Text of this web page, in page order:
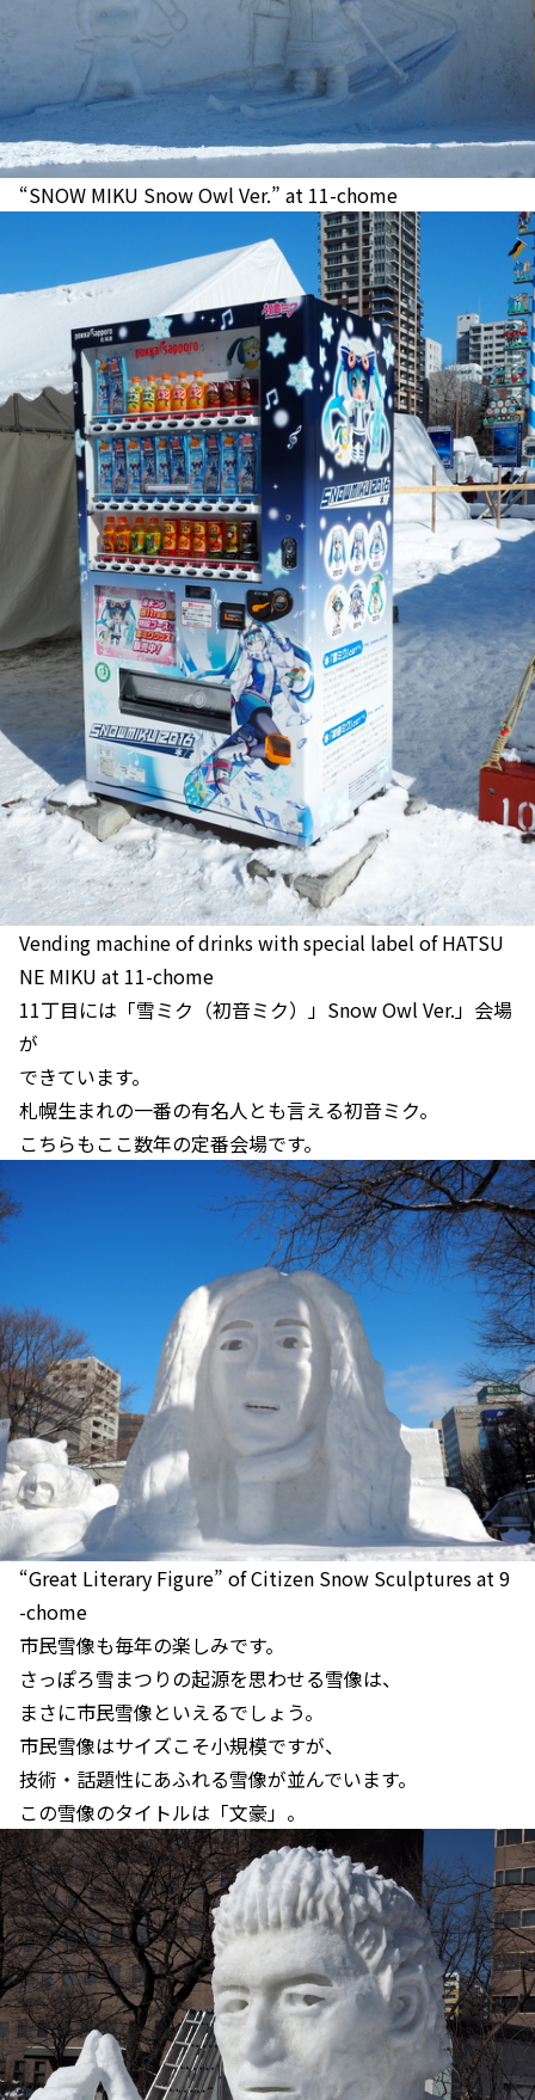
“SNOW MIKU Snow Owl Ver.” at 11-chome
Vending machine of drinks with special label of HATSU
NE MIKU at 11-chome
11丁目には「雪ミク（初音ミク）」Snow Owl Ver.」会場
が
できています。
札幌生まれの一番の有名人とも言える初音ミク。
こちらもここ数年の定番会場です。
“Great Literary Figure” of Citizen Snow Sculptures at 9
-chome
市民雪像も毎年の楽しみです。
さっぽろ雪まつりの起源を思わせる雪像は、
まさに市民雪像といえるでしょう。
市民雪像はサイズこそ小規模ですが、
技術・話題性にあふれる雪像が並んでいます。
この雪像のタイトルは「文豪」。